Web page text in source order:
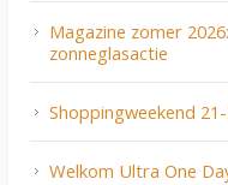
Magazine zomer
zonneglasactie
Shoppingweekend
Welkom Ultra One